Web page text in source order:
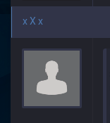
x X x